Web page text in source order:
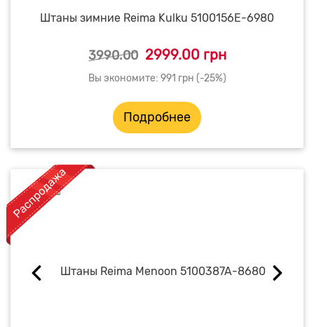
Штаны зимние Reima Kulku 5100156E-6980
3990.00 2999.00 грн
Вы экономите: 991 грн (-25%)
Подробнее